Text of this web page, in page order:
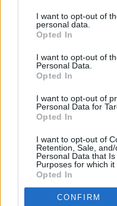
I want to opt-out of
personal data.
Opted In
I want to opt-out of
Personal Data.
Opted In
I want to opt-out of
Personal Data for
Opted In
I want to opt-out of
Retention, Sale,
Personal Data that
Purposes for which it
Opted In
CONFIRM